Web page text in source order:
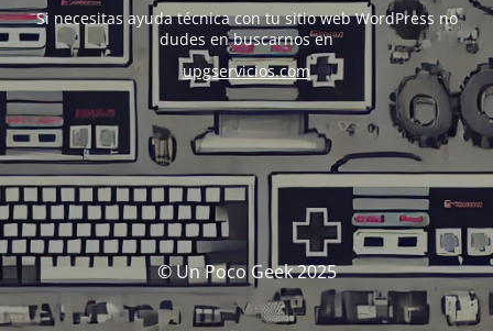
Si necesitas ayuda técnica con tu sitio web WordPress no
dudes en buscarnos en
upgservicios.com
© Un Poco Geek 2025